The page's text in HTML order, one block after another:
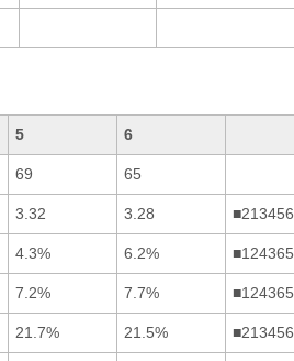
5 6
69 65
3.32 3.28 ■213456
4.3% 6.2% ■124365
7.2% 7.7% ■124365
21.7% 21.5% ■213456